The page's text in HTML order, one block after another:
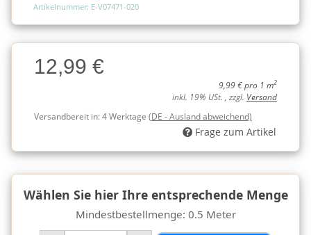
Artikelnummer: E-V07471-020
Charge
Charge12,99 €
9,99 € pro 1 m2
inkl. 19% USt. , zzgl. Versand
Versandbereit in:4 Werktage (DE - Ausland abweichend)
Frage zum Artikel
Wählen Sie hier Ihre entsprechende Menge
Mindestbestellmenge: 0.5 Meter